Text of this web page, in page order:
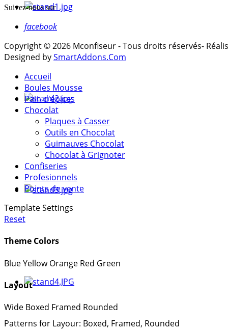
Suivez-nous sur
facebook
Copyright © 2026 Mconfiseur - Tous droits réservés-
Designed bySmartAddons.Com
Accueil
Boules Mousse
Pain d'épices
Chocolat
Plaques à Casser
Outils en Chocolat
Guimauves Chocolat
Chocolat à Grignoter
Confiseries
Profesionnels
Points de vente
Template Settings
Reset
Theme Colors
BlueYellow Orange Red Green
Layout
Wide Boxed Framed Rounded
Patterns for Layour: Boxed, Framed, Rounded